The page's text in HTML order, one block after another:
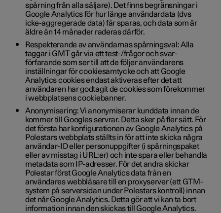
spårning från alla säljare). Det finns begränsningar i
Google Analytics för hur länge användardata (dvs
icke-aggregerade data) får sparas, och data som är
äldre än 14 månader raderas därför.
Respekterande av användarnas spårningsval: Alla
taggar i GMT går via ett test-/frågor och svar-
förfarande som ser till att de följer användarens
inställningar för cookiesamtycke och att Google
Analytics cookies endast aktiveras efter det att
användaren har godtagit de cookies som förekommer
i webbplatsens cookiebanner.
Anonymisering: Vi anonymiserar kunddata innan de
kommer till Googles servrar. Detta sker på fler sätt. För
det första har konfigurationen av Google Analytics på
Polestars webbplats ställts in för att inte skicka några
användar-ID eller personuppgifter (i spårningspaket
eller av misstag i URL:er) och inte spara eller behandla
metadata som IP-adresser. För det andra skickar
Polestar först Google Analytics data från en
användares webbläsare till en proxyserver (ett GTM-
system på serversidan under Polestars kontroll) innan
det når Google Analytics. Detta gör att vi kan ta bort
information innan den skickas till Google Analytics.